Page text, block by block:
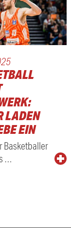
LADEN
EIN
Basketballer
…